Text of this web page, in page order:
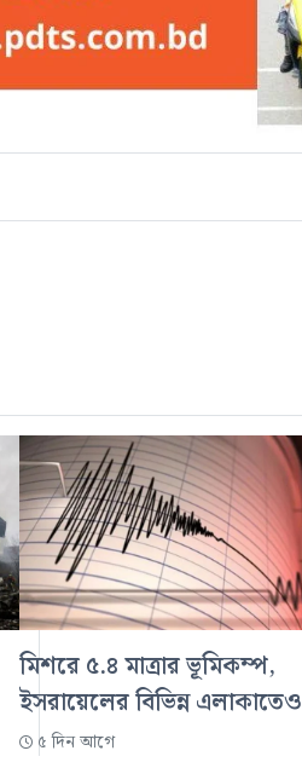
মিশরে ৫.৪ মাত্রার ভূমিকম্প,
ইসরায়েলের বিভিন্ন এলাকাতেও
৫ দিন আগে